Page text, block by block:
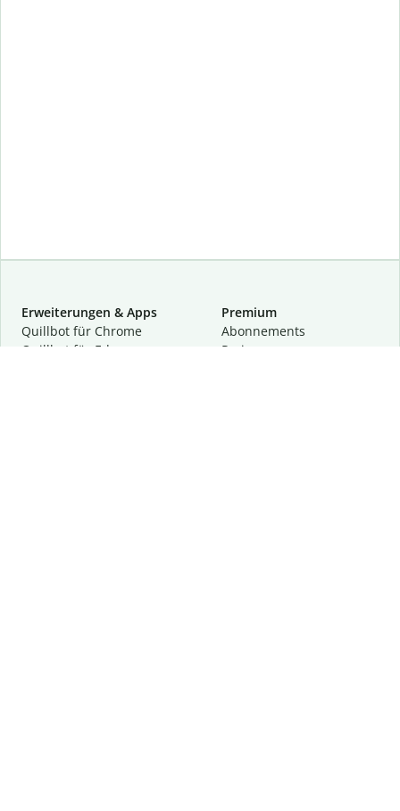
Erweiterungen & Apps
Quillbot für Chrome
Quillbot für Edge
Premium
Abon­ne­ments
Preise